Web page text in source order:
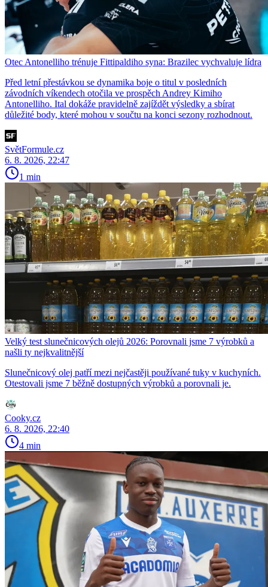
Otec Antonelliho trénuje Fittipaldiho syna: Brazilec vychvaluje lídra
Před letní přestávkou se dynamika boje o titul v posledních
závodních víkendech otočila ve prospěch Andrey Kimiho
Antonelliho. Ital dokáže pravidelně zajíždět výsledky a sbírat
důležité body, které mohou v součtu na konci sezony rozhodnout.
SvětFormule.cz
6. 8. 2026, 22:47
1 min
Velký test slunečnicových olejů 2026: Porovnali jsme 7 výrobků a
našli ty nejkvalitnější
Slunečnicový olej patří mezi nejčastěji používané tuky v kuchyních.
Otestovali jsme 7 běžně dostupných výrobků a porovnali je.
Cooky.cz
6. 8. 2026, 22:40
4 min